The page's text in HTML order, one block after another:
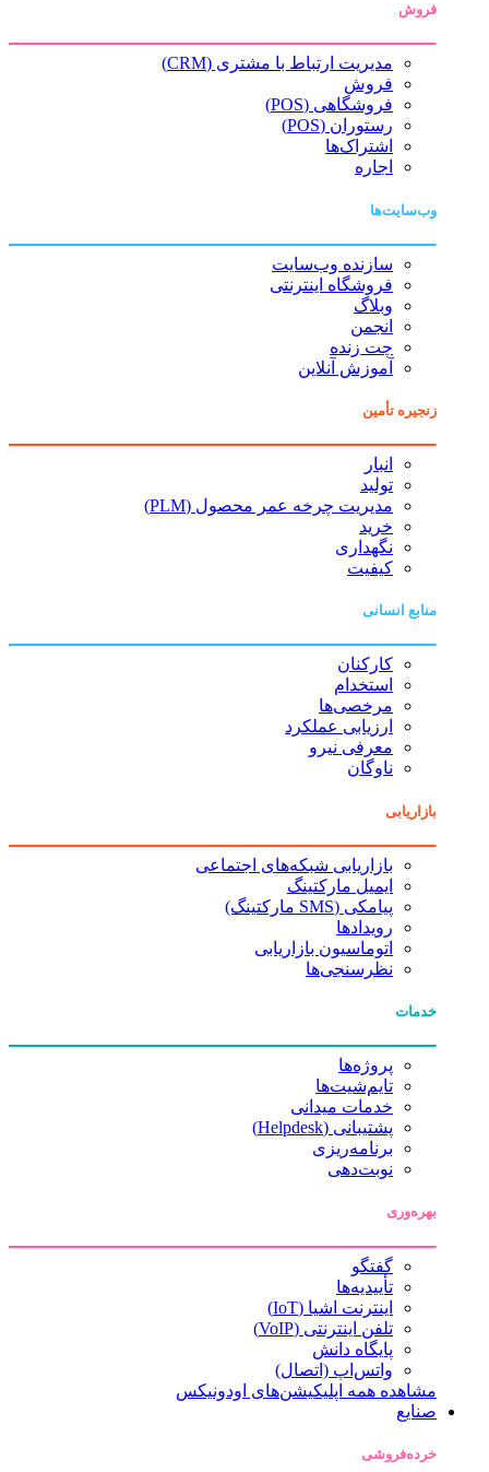
فروش
مدیریت ارتباط با مشتری (CRM)
فروش
فروشگاهی (POS)
رستوران (POS)
اشتراک‌ها
اجاره
وب‌سایت‌ها
سازنده وب‌سایت
فروشگاه اینترنتی
وبلاگ
انجمن
چت زنده
آموزش آنلاین
زنجیره تأمین
انبار
تولید
مدیریت چرخه عمر محصول (PLM)
خرید
نگهداری
کیفیت
منابع انسانی
کارکنان
استخدام
مرخصی‌ها
ارزیابی عملکرد
معرفی نیرو
ناوگان
بازاریابی
بازاریابی شبکه‌های اجتماعی
ایمیل مارکتینگ
پیامکی (SMS مارکتینگ)
رویدادها
اتوماسیون بازاریابی
نظرسنجی‌ها
خدمات
پروژه‌ها
تایم‌شیت‌ها
خدمات میدانی
پشتیبانی (Helpdesk)
برنامه‌ریزی
نوبت‌دهی
بهره‌وری
گفتگو
تأییدیه‌ها
اینترنت اشیا (IoT)
تلفن اینترنتی (VoIP)
پایگاه دانش
واتس‌اپ (اتصال)
مشاهده همه اپلیکیشن‌های اودونیکس
صنایع
خرده‌فروشی